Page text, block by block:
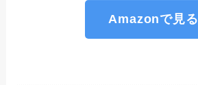
Amazonで見る